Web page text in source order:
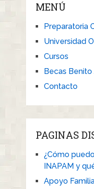
MENÚ
Preparatoria
Universidad
Cursos
Becas Benito
Contacto
PAGINAS
¿Cómo
INAPAM y
Apoyo